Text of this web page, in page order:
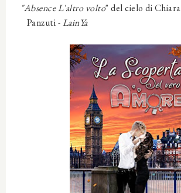
"Absence L'altro volto" del cielo di Chiara
Panzuti -LainYa